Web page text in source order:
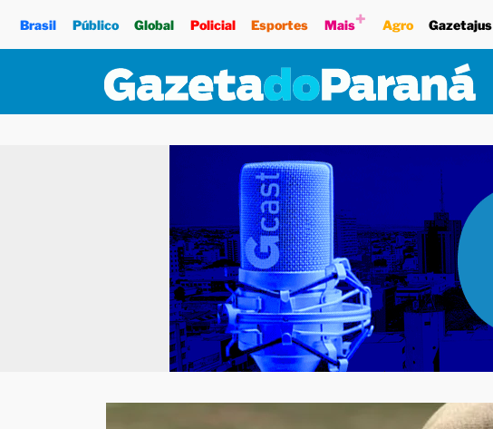
Brasil Público Global Policial Esportes Mais+ Agro Gazetajus